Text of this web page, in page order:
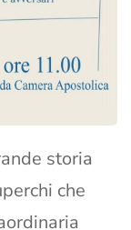
storia
che